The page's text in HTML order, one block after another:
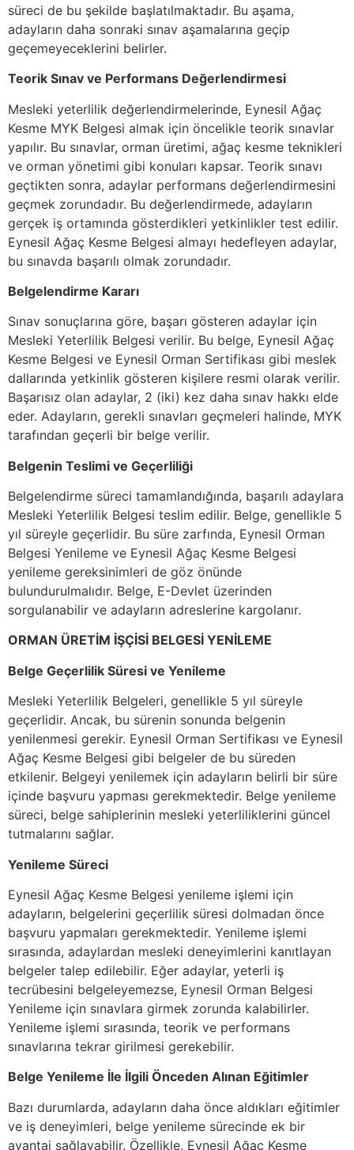
süreci de bu şekilde başlatılmaktadır. Bu aşama,
adayların daha sonraki sınav aşamalarına geçip
geçemeyeceklerini belirler.
Teorik Sınav ve Performans Değerlendirmesi
Mesleki yeterlilik değerlendirmelerinde, Eynesil Ağaç
Kesme MYK Belgesi almak için öncelikle teorik sınavlar
yapılır. Bu sınavlar, orman üretimi, ağaç kesme teknikleri
ve orman yönetimi gibi konuları kapsar. Teorik sınavı
geçtikten sonra, adaylar performans değerlendirmesini
geçmek zorundadır. Bu değerlendirmede, adayların
gerçek iş ortamında gösterdikleri yetkinlikler test edilir.
Eynesil Ağaç Kesme Belgesi almayı hedefleyen adaylar,
bu sınavda başarılı olmak zorundadır.
Belgelendirme Kararı
Sınav sonuçlarına göre, başarı gösteren adaylar için
Mesleki Yeterlilik Belgesi verilir. Bu belge, Eynesil Ağaç
Kesme Belgesi ve Eynesil Orman Sertifikası gibi meslek
dallarında yetkinlik gösteren kişilere resmi olarak verilir.
Başarısız olan adaylar, 2 (iki) kez daha sınav hakkı elde
eder. Adayların, gerekli sınavları geçmeleri halinde, MYK
tarafından geçerli bir belge verilir.
Belgenin Teslimi ve Geçerliliği
Belgelendirme süreci tamamlandığında, başarılı adaylara
Mesleki Yeterlilik Belgesi teslim edilir. Belge, genellikle 5
yıl süreyle geçerlidir. Bu süre zarfında, Eynesil Orman
Belgesi Yenileme ve Eynesil Ağaç Kesme Belgesi
yenileme gereksinimleri de göz önünde
bulundurulmalıdır. Belge, E-Devlet üzerinden
sorgulanabilir ve adayların adreslerine kargolanır.
ORMAN ÜRETİM İŞÇİSİ BELGESİ YENİLEME
Belge Geçerlilik Süresi ve Yenileme
Mesleki Yeterlilik Belgeleri, genellikle 5 yıl süreyle
geçerlidir. Ancak, bu sürenin sonunda belgenin
yenilenmesi gerekir. Eynesil Orman Sertifikası ve Eynesil
Ağaç Kesme Belgesi gibi belgeler de bu süreden
etkilenir. Belgeyi yenilemek için adayların belirli bir süre
içinde başvuru yapması gerekmektedir. Belge yenileme
süreci, belge sahiplerinin mesleki yeterliliklerini güncel
tutmalarını sağlar.
Yenileme Süreci
Eynesil Ağaç Kesme Belgesi yenileme işlemi için
adayların, belgelerini geçerlilik süresi dolmadan önce
başvuru yapmaları gerekmektedir. Yenileme işlemi
sırasında, adaylardan mesleki deneyimlerini kanıtlayan
belgeler talep edilebilir. Eğer adaylar, yeterli iş
tecrübesini belgeleyemezse, Eynesil Orman Belgesi
Yenileme için sınavlara girmek zorunda kalabilirler.
Yenileme işlemi sırasında, teorik ve performans
sınavlarına tekrar girilmesi gerekebilir.
Belge Yenileme İle İlgili Önceden Alınan Eğitimler
Bazı durumlarda, adayların daha önce aldıkları eğitimler
ve iş deneyimleri, belge yenileme sürecinde ek bir
avantaj sağlayabilir. Özellikle, Eynesil Ağaç Kesme